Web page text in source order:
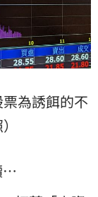
為誘餌的不
…